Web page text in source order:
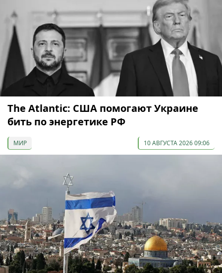
The Atlantic: США помогают Украине
бить по энергетике РФ
МИР 10 АВГУСТА 2026 09:06